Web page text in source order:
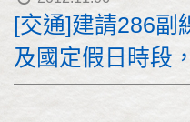
[交通]建請286副
及國定假日時段